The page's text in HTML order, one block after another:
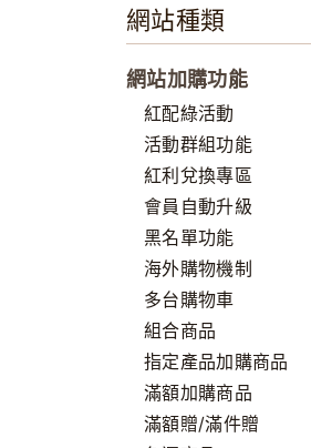
網站種類
網站加購功能
紅配綠活動
活動群組功能
紅利兌換專區
會員自動升級
黑名單功能
海外購物機制
多台購物車
組合商品
指定產品加購商品
滿額加購商品
滿額贈/滿件贈